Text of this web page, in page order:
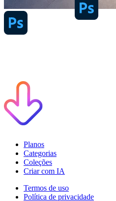
Planos
Categorias
Coleções
Criar com IA
Termos de uso
Política de privacidade